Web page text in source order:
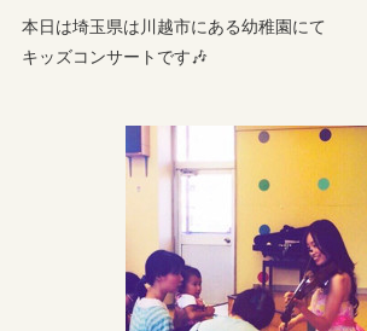
本日は埼玉県は川越市にある幼稚園にて
キッズコンサートです🎶